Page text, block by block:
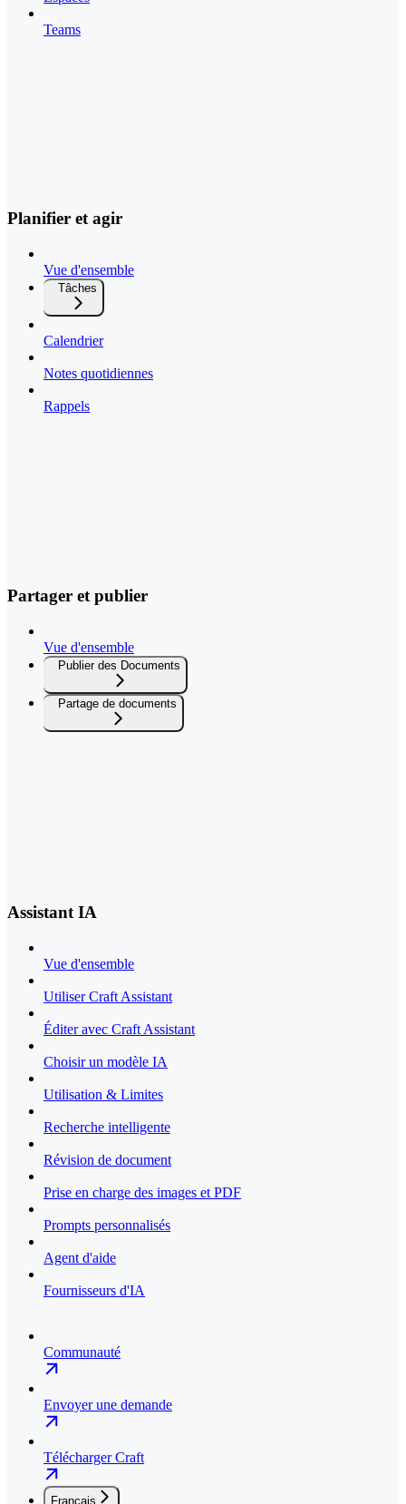
Teams
Planifier et agir
Vue d'ensemble
Tâches
Calendrier
Notes quotidiennes
Rappels
Partager et publier
Vue d'ensemble
Publier des Documents
Partage de documents
Assistant IA
Vue d'ensemble
Utiliser Craft Assistant
Éditer avec Craft Assistant
Choisir un modèle IA
Utilisation & Limites
Recherche intelligente
Révision de document
Prise en charge des images et PDF
Prompts personnalisés
Agent d'aide
Fournisseurs d'IA
Communauté
Envoyer une demande
Télécharger Craft
Français